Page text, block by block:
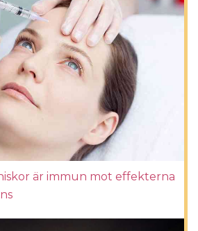
är immun mot effekterna